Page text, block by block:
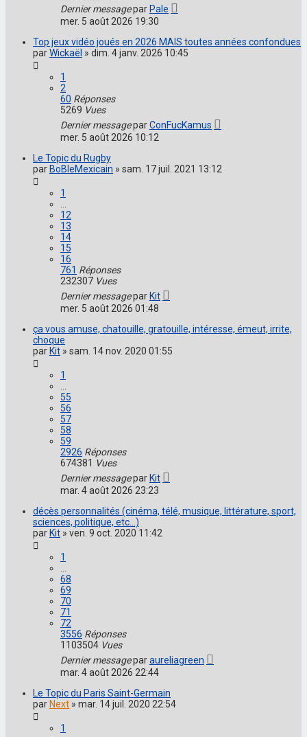
Dernier messageparPale
mer. 5 août 2026 19:30
Top jeux vidéo joués en 2026 MAIS toutes années confondues
parWickaël » dim. 4 janv. 2026 10:45
1
2
60 Réponses
5269 Vues
Dernier messageparConFucKamus
mer. 5 août 2026 10:12
Le Topic du Rugby
parBoBleMexicain » sam. 17 juil. 2021 13:12
1
12
13
14
15
16
761 Réponses
232307 Vues
Dernier messageparKit
mer. 5 août 2026 01:48
ça vous amuse, chatouille, gratouille, intéresse, émeut, irrite,
choque
parKit » sam. 14 nov. 2020 01:55
1
55
56
57
58
59
2926 Réponses
674381 Vues
Dernier messageparKit
mar. 4 août 2026 23:23
décès personnalités (cinéma, télé, musique, littérature, sport,
sciences, politique, etc...)
parKit » ven. 9 oct. 2020 11:42
1
68
69
70
71
72
3556 Réponses
1103504 Vues
Dernier messageparaureliagreen
mar. 4 août 2026 22:44
Le Topic du Paris Saint-Germain
parNext » mar. 14 juil. 2020 22:54
1